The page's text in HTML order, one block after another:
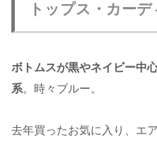
トップス・カー
ボトムスが黒やネイビー中
系。時々ブルー。
去年買ったお気に入り、エ